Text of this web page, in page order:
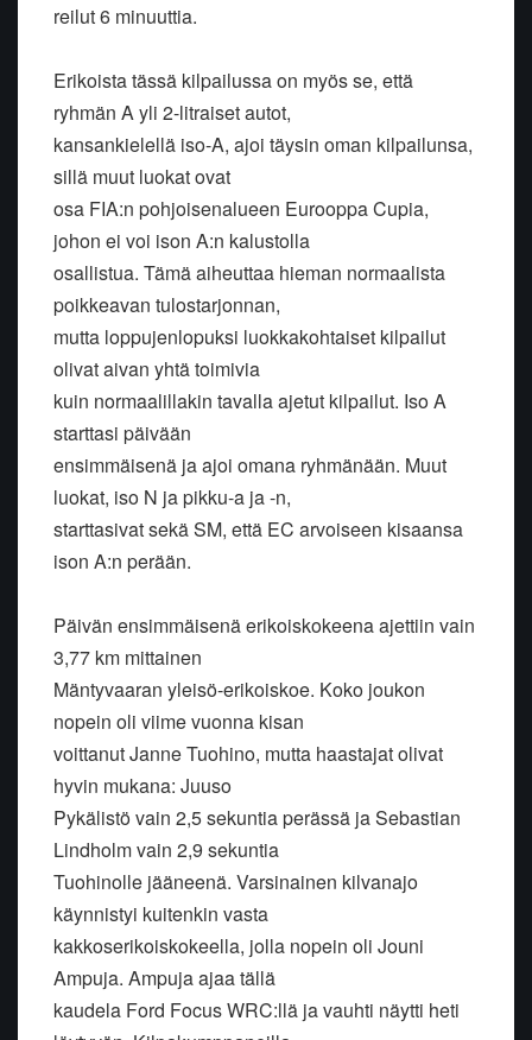
reilut 6 minuuttia.
Erikoista tässä kilpailussa on myös se, että
ryhmän A yli 2-litraiset autot,
kansankielellä iso-A, ajoi täysin oman kilpailunsa,
sillä muut luokat ovat
osa FIA:n pohjoisenalueen Eurooppa Cupia,
johon ei voi ison A:n kalustolla
osallistua. Tämä aiheuttaa hieman normaalista
poikkeavan tulostarjonnan,
mutta loppujenlopuksi luokkakohtaiset kilpailut
olivat aivan yhtä toimivia
kuin normaalillakin tavalla ajetut kilpailut. Iso A
starttasi päivään
ensimmäisenä ja ajoi omana ryhmänään. Muut
luokat, iso N ja pikku-a ja -n,
starttasivat sekä SM, että EC arvoiseen kisaansa
ison A:n perään.
Päivän ensimmäisenä erikoiskokeena ajettiin vain
3,77 km mittainen
Mäntyvaaran yleisö-erikoiskoe. Koko joukon
nopein oli viime vuonna kisan
voittanut Janne Tuohino, mutta haastajat olivat
hyvin mukana: Juuso
Pykälistö vain 2,5 sekuntia perässä ja Sebastian
Lindholm vain 2,9 sekuntia
Tuohinolle jääneenä. Varsinainen kilvanajo
käynnistyi kuitenkin vasta
kakkoserikoiskokeella, jolla nopein oli Jouni
Ampuja. Ampuja ajaa tällä
kaudela Ford Focus WRC:llä ja vauhti näytti heti